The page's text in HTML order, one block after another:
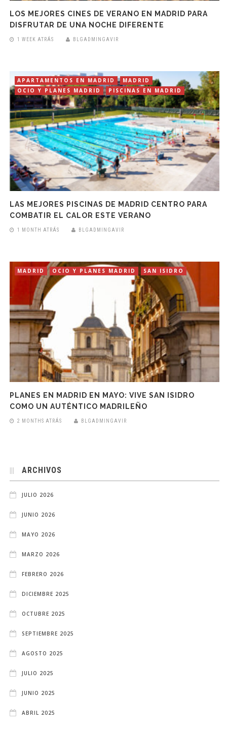
LOS MEJORES CINES DE VERANO EN MADRID PARA
DISFRUTAR DE UNA NOCHE DIFERENTE
1 WEEK ATRÁS BLGADMINGAVIR
APARTAMENTOS EN MADRID
MADRID
OCIO Y PLANES MADRID
PISCINAS EN MADRID
LAS MEJORES PISCINAS DE MADRID CENTRO PARA
COMBATIR EL CALOR ESTE VERANO
1 MONTH ATRÁS BLGADMINGAVIR
MADRID OCIO Y PLANES MADRID SAN ISIDRO
PLANES EN MADRID EN MAYO: VIVE SAN ISIDRO
COMO UN AUTÉNTICO MADRILEÑO
2 MONTHS ATRÁS BLGADMINGAVIR
ARCHIVOS
JULIO 2026
JUNIO 2026
MAYO 2026
MARZO 2026
FEBRERO 2026
DICIEMBRE 2025
OCTUBRE 2025
SEPTIEMBRE 2025
AGOSTO 2025
JULIO 2025
JUNIO 2025
ABRIL 2025